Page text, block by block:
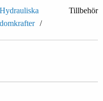
Hydrauliska
domkrafter
Tillbehör